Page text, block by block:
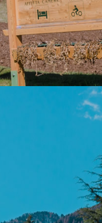
unseren Kunden geboten.